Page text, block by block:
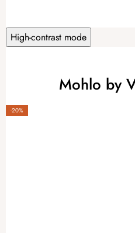
High-contrast mode
Mohlo by
-20%